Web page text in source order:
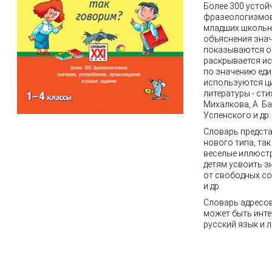
Более 300
младших
объяснения
показываются
раскрывается
по значению
используются
литературы -
Михалкова, А.
Успенского и др.
Словарь
нового типа,
веселые
детям усвоить
от свободных
и др.
Словарь
может быть
русский язык и